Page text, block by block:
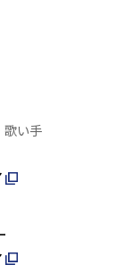
歌い手